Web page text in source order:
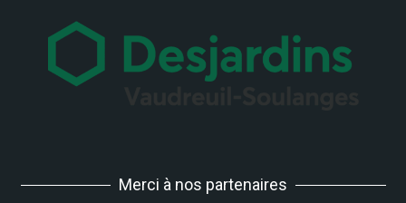
Merci à nos partenaires